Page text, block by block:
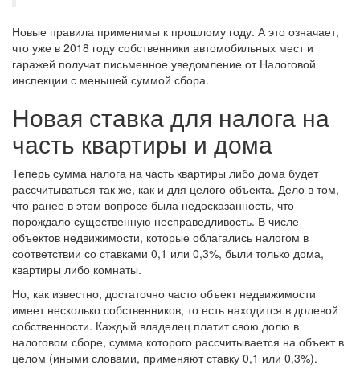
Новые правила применимы к прошлому году. А это означает,
что уже в 2018 году собственники автомобильных мест и
гаражей получат письменное уведомление от Налоговой
инспекции с меньшей суммой сбора.
Новая ставка для налога на
часть квартиры и дома
Теперь сумма налога на часть квартиры либо дома будет
рассчитываться так же, как и для целого объекта. Дело в том,
что ранее в этом вопросе была недосказанность, что
порождало существенную несправедливость. В числе
объектов недвижимости, которые облагались налогом в
соответствии со ставками 0,1 или 0,3%, были только дома,
квартиры либо комнаты.
Но, как известно, достаточно часто объект недвижимости
имеет несколько собственников, то есть находится в долевой
собственности. Каждый владелец платит свою долю в
налоговом сборе, сумма которого рассчитывается на объект в
целом (иными словами, применяют ставку 0,1 или 0,3%).